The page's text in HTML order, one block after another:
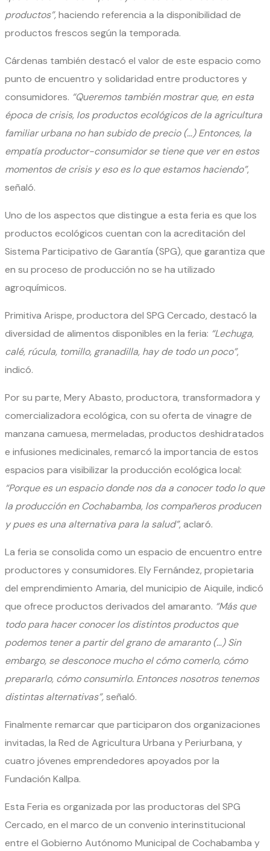
productos”,haciendo referencia a la disponibilidad de
productos frescos según la temporada.
Cárdenas también destacó el valor de este espacio como
punto de encuentro y solidaridad entre productores y
consumidores. “Queremos también mostrar que, en esta
época de crisis, los productos ecológicos de la agricultura
familiar urbana no han subido de precio (…) Entonces, la
empatía productor-consumidor se tiene que ver en estos
momentos de crisis y eso es lo que estamos haciendo”,
señaló.
Uno de los aspectos que distingue a esta feria es que los
productos ecológicos cuentan con la acreditación del
Sistema Participativo de Garantía (SPG), que garantiza que
en su proceso de producción no se ha utilizado
agroquímicos.
Primitiva Arispe, productora del SPG Cercado, destacó la
diversidad de alimentos disponibles en la feria: “Lechuga,
calé, rúcula, tomillo, granadilla, hay de todo un poco”,
indicó.
Por su parte, Mery Abasto, productora, transformadora y
comercializadora ecológica, con su oferta de vinagre de
manzana camuesa, mermeladas, productos deshidratados
e infusiones medicinales, remarcó la importancia de estos
espacios para visibilizar la producción ecológica local:
“Porque es un espacio donde nos da a conocer todo lo que
la producción en Cochabamba, los compañeros producen
y pues es una alternativa para la salud”, aclaró.
La feria se consolida como un espacio de encuentro entre
productores y consumidores. Ely Fernández, propietaria
del emprendimiento Amaria, del municipio de Aiquile, indicó
que ofrece productos derivados del amaranto. “Más que
todo para hacer conocer los distintos productos que
podemos tener a partir del grano de amaranto (…) Sin
embargo, se desconoce mucho el cómo comerlo, cómo
prepararlo, cómo consumirlo. Entonces nosotros tenemos
distintas alternativas”,señaló.
Finalmente remarcar que participaron dos organizaciones
invitadas, la Red de Agricultura Urbana y Periurbana, y
cuatro jóvenes emprendedores apoyados por la
Fundación Kallpa.
Esta Feria es organizada por las productoras del SPG
Cercado, en el marco de un convenio interinstitucional
entre el Gobierno Autónomo Municipal de Cochabamba y